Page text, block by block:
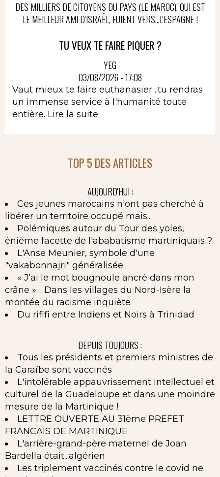
DES MILLIERS DE CITOYENS DU PAYS (LE MAROC), QUI EST
LE MEILLEUR AMI D'ISRAËL, FUIENT VERS...L'ESPAGNE !
TU VEUX TE FAIRE PIQUER ?
YEG
03/08/2026 - 17:08
Vaut mieux te faire euthanasier ..tu rendras
un immense service à l'humanité toute
entière. Lire la suite
TOP 5 DES ARTICLES
AUJOURD'HUI :
Ces jeunes marocains n'ont pas cherché à
libérer un territoire occupé mais...
Polémiques autour du Tour des yoles,
énième facette de l'ababatisme martiniquais ?
L'Anse Meunier, symbole d'une
"vakabonnajri" généralisée
« J’ai le mot bougnoule ancré dans mon
crâne »… Dans les villages du Nord-Isère la
montée du racisme inquiète
Du rififi entre Indiens et Noirs à Trinidad
DEPUIS TOUJOURS :
Tous les présidents et premiers ministres de
la Caraïbe sont vaccinés
L'intolérable appauvrissement intellectuel et
culturel de la Guadeloupe et dans une moindre
mesure de la Martinique !
LETTRE OUVERTE AU 31ème PREFET
FRANCAIS DE MARTINIQUE
L'arrière-grand-père maternel de Joan
Bardella était...algérien
Les triplement vaccinés contre le covid ne